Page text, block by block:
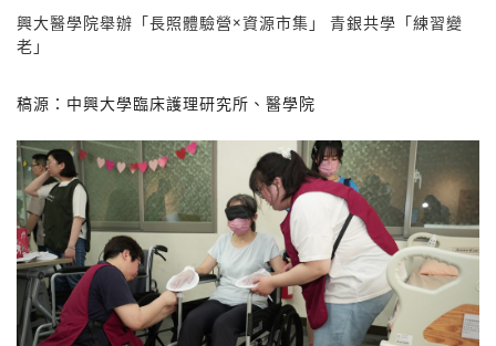
興大醫學院舉辦「長照體驗營×資源市集」 青銀共學「練習變
老」
稿源：中興大學臨床護理研究所、醫學院